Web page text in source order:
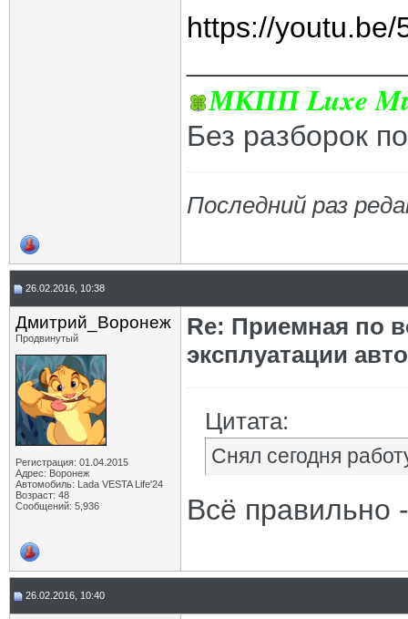
https://youtu.be/
МКПП Luxe
Без разборок
Последний раз
26.02.2016, 10:38
Дмитрий_Воронеж
Продвинутый
Регистрация: 01.04.2015
Адрес: Воронеж
Автомобиль: Lada VESTA Life'24
Возраст: 48
Сообщений: 5,936
Re: Приемная по
эксплуатации
Цитата:
Снял сегодня
Всё правильно
26.02.2016, 10:40